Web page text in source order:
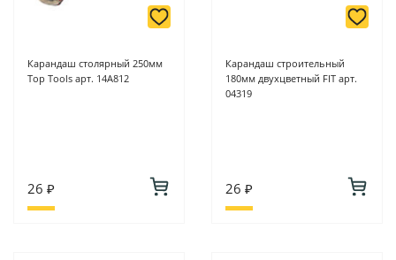
Карандаш столярный 250мм
Top Tools арт. 14A812
26 ₽
Карандаш строительный
180мм двухцветный FIT арт.
04319
26 ₽